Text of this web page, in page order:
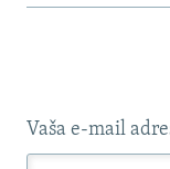
Vaša e-mail